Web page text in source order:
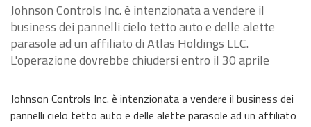
Johnson Controls Inc. è intenzionata a vendere il
business dei pannelli cielo tetto auto e delle alette
parasole ad un affiliato di Atlas Holdings LLC.
L'operazione dovrebbe chiudersi entro il 30 aprile
Johnson Controls Inc. è intenzionata a vendere il business dei
pannelli cielo tetto auto e delle alette parasole ad un affiliato